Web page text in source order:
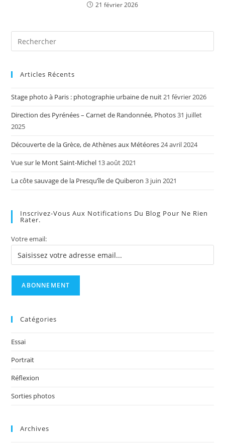
21 février 2026
Articles Récents
Stage photo à Paris : photographie urbaine de nuit21 février 2026
Direction des Pyrénées – Carnet de Randonnée, Photos31 juillet
2025
Découverte de la Grèce, de Athènes aux Météores24 avril 2024
Vue sur le Mont Saint-Michel 13 août 2021
La côte sauvage de la Presqu’île de Quiberon 3 juin 2021
Inscrivez-Vous Aux Notifications Du Blog Pour Ne Rien
Rater.
Votre email:
Catégories
Essai
Portrait
Réflexion
Sorties photos
Archives